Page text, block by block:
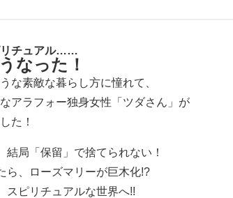
リチュアル……
なった！
な素敵な暮らし方に憧れて、
アラフォー独身女性「ツダさん」が
た！
局「保留」で捨てられない！
ら、ローズマリーが巨木化!?
スピリチュアルな世界へ!!